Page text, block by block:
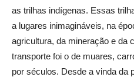
as trilhas indígenas. Essas
a lugares inimagináveis, na
agricultura, da mineração e da
transporte foi o de muares,
por séculos. Desde a vinda da